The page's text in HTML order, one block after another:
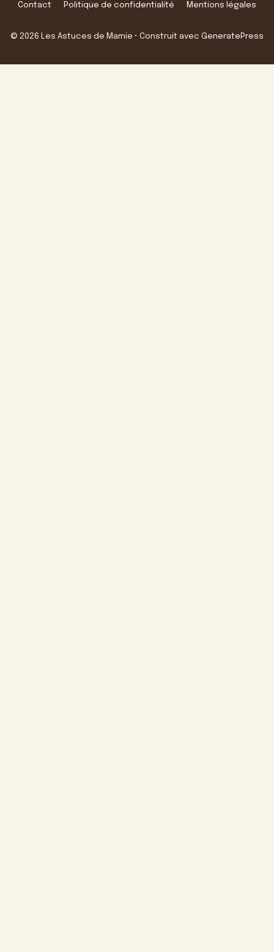
Contact Politique de confidentialité Mentions légales
© 2026 Les Astuces de Mamie • Construit avec GeneratePress